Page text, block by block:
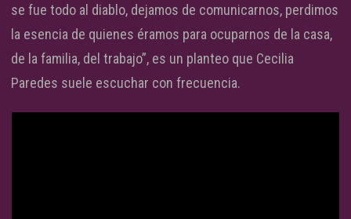
se fue todo al diablo, dejamos de comunicarnos, perdimos
la esencia de quienes éramos para ocuparnos de la casa,
de la familia, del trabajo”, es un planteo que Cecilia
Paredes suele escuchar con frecuencia.